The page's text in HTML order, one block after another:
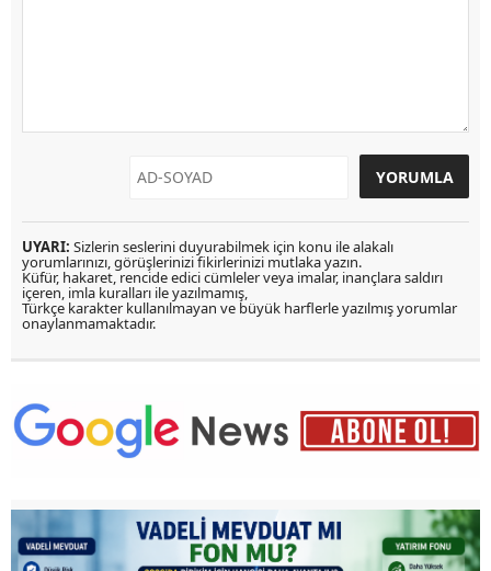
UYARI: Sizlerin seslerini duyurabilmek için konu ile alakalı
yorumlarınızı, görüşlerinizi fikirlerinizi mutlaka yazın.
Küfür, hakaret, rencide edici cümleler veya imalar, inançlara saldırı
içeren, imla kuralları ile yazılmamış,
Türkçe karakter kullanılmayan ve büyük harflerle yazılmış yorumlar
onaylanmamaktadır.